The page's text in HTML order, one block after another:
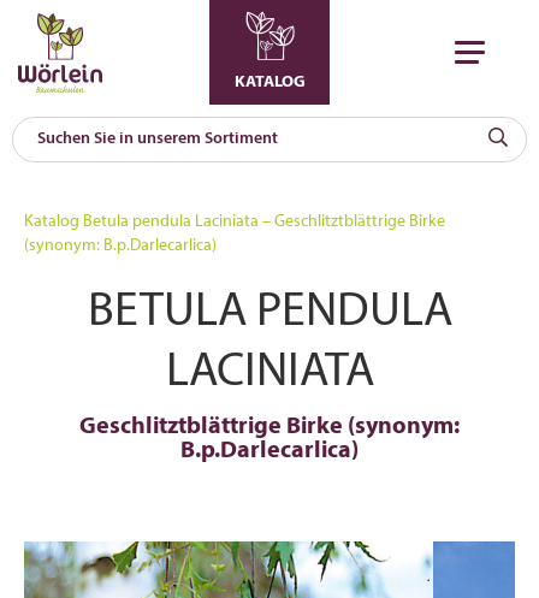
KATALOG
Katalog Betula pendula Laciniata – Geschlitztblättrige Birke
(synonym: B.p.Darlecarlica)
BETULA PENDULA
LACINIATA
Geschlitztblättrige Birke (synonym:
B.p.Darlecarlica)